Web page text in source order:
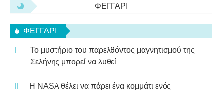
ΦΕΓΓΆΡΙ
ΦΕΓΓΆΡΙ
Το μυστήριο του παρελθόντος μαγνητισμού της
Σελήνης μπορεί να λυθεί
Η NASA θέλει να πάρει ένα κομμάτι ενός